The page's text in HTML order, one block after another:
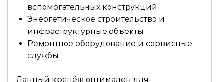
вспомогательных конструкций
Энергетическое строительство и
инфраструктурные объекты
Ремонтное оборудование и сервисные
службы
Данный крепёж оптимален для